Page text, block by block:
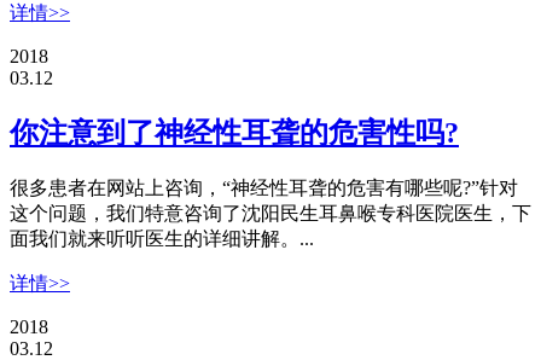
详情>>
2018
03.12
你注意到了神经性耳聋的危害性吗?
很多患者在网站上咨询，“神经性耳聋的危害有哪些呢?”针对
这个问题，我们特意咨询了沈阳民生耳鼻喉专科医院医生，下
面我们就来听听医生的详细讲解。...
详情>>
2018
03.12